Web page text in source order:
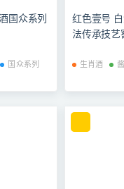
国众系列
国众系列
红色壹号
法传承技艺
生肖酒